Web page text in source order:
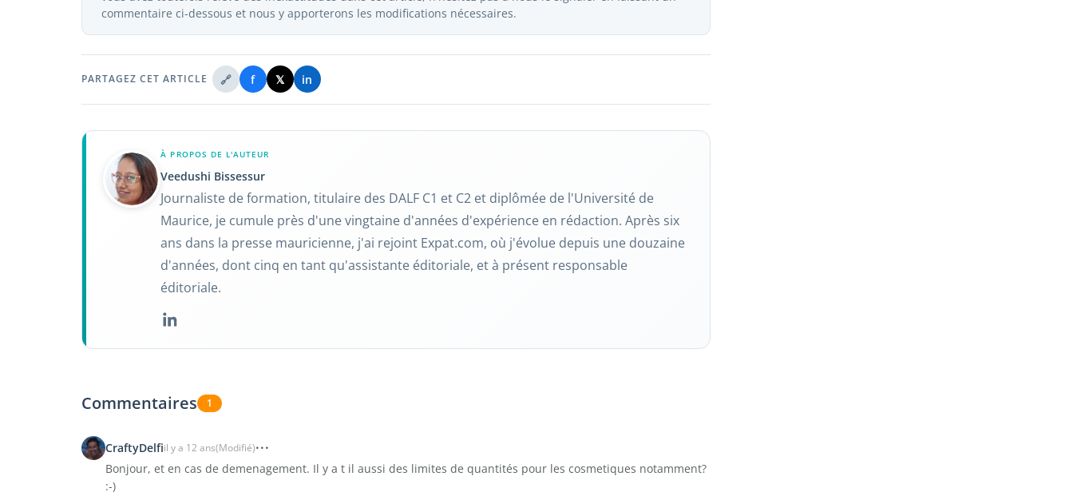
commentaire ci-dessous et nous y apporterons les modifications nécessaires.
PARTAGEZ CET ARTICLE 🔗 f 𝕏 in
À PROPOS DE L'AUTEUR
Veedushi Bissessur
Journaliste de formation, titulaire des DALF C1 et C2 et diplômée de l'Université de
Maurice, je cumule près d'une vingtaine d'années d'expérience en rédaction. Après six
ans dans la presse mauricienne, j'ai rejoint Expat.com, où j'évolue depuis une douzaine
d'années, dont cinq en tant qu'assistante éditoriale, et à présent responsable
éditoriale.
Commentaires 1
CraftyDelfiil y a 12 ans(Modifié)
Bonjour, et en cas de demenagement. Il y a t il aussi des limites de quantités pour les cosmetiques notamment?
:-)